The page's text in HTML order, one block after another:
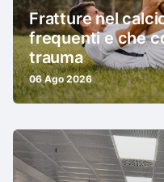
Fratture nel
frequenti e che
trauma
06 Ago 2026